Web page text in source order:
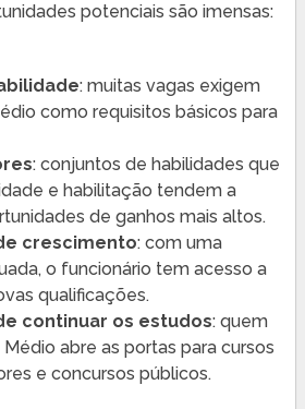
potenciais são imensas:
: muitas vagas exigem
como requisitos básicos para
: conjuntos de habilidades que
e habilitação tendem a
de ganhos mais altos.
crescimento: com uma
o funcionário tem acesso a
qualificações.
continuar os estudos: quem
abre as portas para cursos
e concursos públicos.